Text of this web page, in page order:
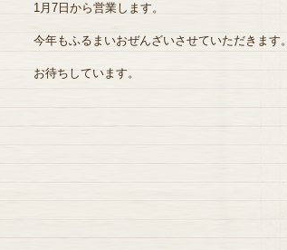
1月7日から営業します。
今年もふるまいおぜんざいさせていただきます。
お待ちしています。